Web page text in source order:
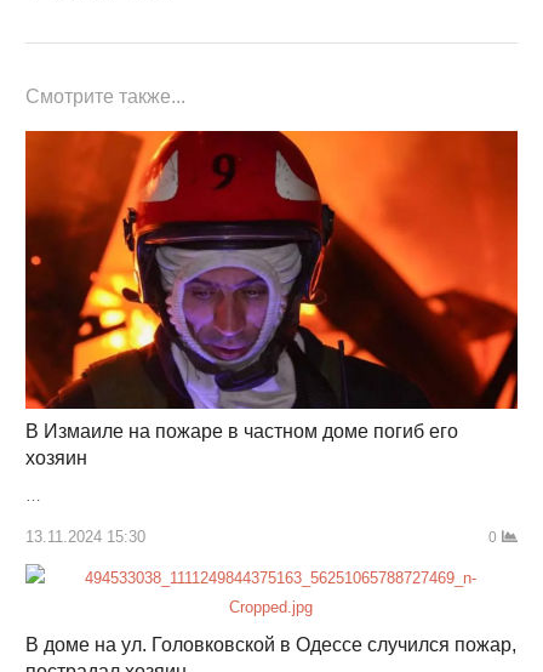
Смотрите также...
В Измаиле на пожаре в частном доме погиб его
хозяин
13.11.2024 15:30 0
В доме на ул. Головковской в Одессе случился пожар,